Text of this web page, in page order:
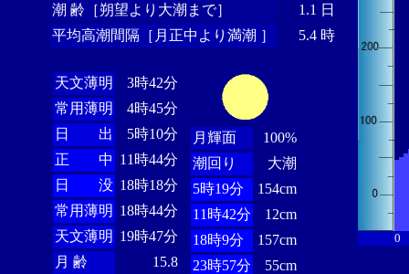
潮 齢［朔望より大潮まで］
1.1 日
平均高潮間隔［月正中より満潮 ］
5.4 時
天文薄明
3時42分
常用薄明
4時45分
日 出
5時10分
正 中 11時44分
日 没 18時18分
常用薄明 18時44分
天文薄明 19時47分
月 齢
15.8
月輝面
100%
潮回り
大潮
5時19分
154cm
11時42分
12cm
18時9分
157cm
23時57分
55cm
0